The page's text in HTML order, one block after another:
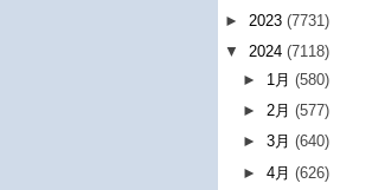
► 2023 (7731)
▼ 2024 (7118)
► 1月(580)
►2月(577)
►3月(640)
►4月(626)